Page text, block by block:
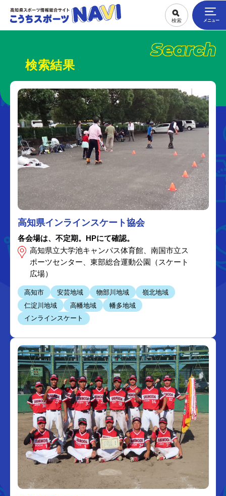
Search
検索結果
高知県インラインスケート協会
各会場は、不定期。HPにて確認。
高知県立大学池キャンパス体育館、南国市立ス
ポーツセンター、東部総合運動公園（スケート
広場）
高知市 安芸地域 物部川地域
嶺北地域
仁淀川地域
高幡地域
幡多地域
インラインスケート